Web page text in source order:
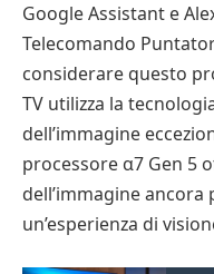
Google Assistant e
Telecomando
considerare questo
TV utilizza la
dell’immagine
processore α7 Gen 5
dell’immagine
un’esperienza di